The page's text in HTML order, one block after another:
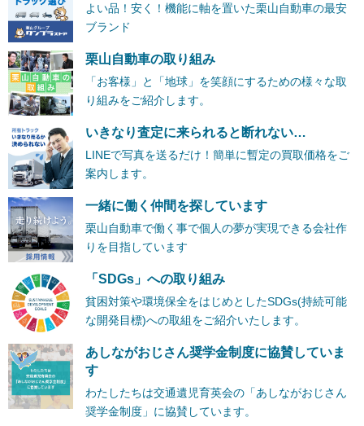
よい品！安く！機能に軸を置いた栗山自動車の最安
ブランド
栗山自動車の取り組み
「お客様」と「地球」を笑顔にするための様々な取
り組みをご紹介します。
いきなり査定に来られると断れない…
LINEで写真を送るだけ！簡単に暫定の買取価格をご
案内します。
一緒に働く仲間を探しています
栗山自動車で働く事で個人の夢が実現できる会社作
りを目指しています
「SDGs」への取り組み
貧困対策や環境保全をはじめとしたSDGs(持続可能
な開発目標)への取組をご紹介いたします。
あしながおじさん奨学金制度に協賛していま
す
わたしたちは交通遺児育英会の「あしながおじさん
奨学金制度」に協賛しています。